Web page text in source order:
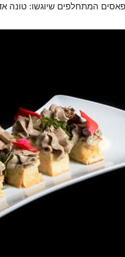
המתחלפים שיוגשו: טונה